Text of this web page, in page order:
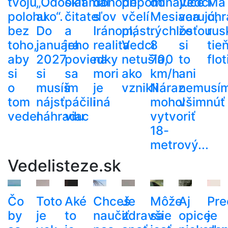
polohu
bez
toho,
aby
si
o
tom
vedel
ako“.
Do
januára
2027
si
musíš
nájsť
náhradu
čitateľov
a
jeho
poviedky
sa
im
páčili
viac
s
Iránom,
realita
na
mori
je
iná
včelí
plást.
Vedci
netušia,
ako
vznikli
Mesiaca
rýchlosťou
8
700
km/h.
Náraz
mohol
vytvoriť
18-
metrový...
varujú,
že
si
to
ani
všimnúť
Vedelisteze.sk
Čo
by
Toto
je
Aké
to
Chceš
naučiť
Je
zdravšie
Môže
sa
Aj
opiceje